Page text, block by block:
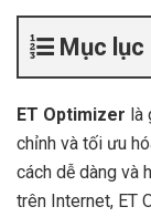
Mục lục
ET Optimizer là
chỉnh và tối ưu
cách dễ dàng và
trên Internet, ET